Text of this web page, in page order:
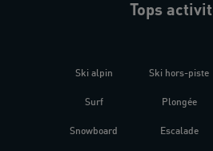
Tops
Ski alpin
Surf
Snowboard
Ski hors-piste
Plongée
Escalade